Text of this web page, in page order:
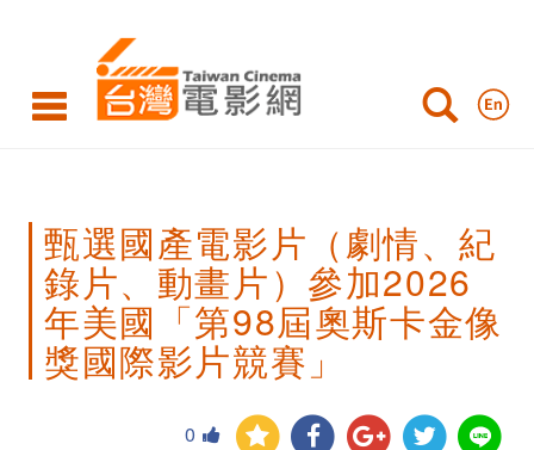
國
電
（劇
情、
甄選國產電影片（劇情、紀
錄片、動畫片）參加2026
年美國「第98屆奧斯卡金像
獎國際影片競賽」
0